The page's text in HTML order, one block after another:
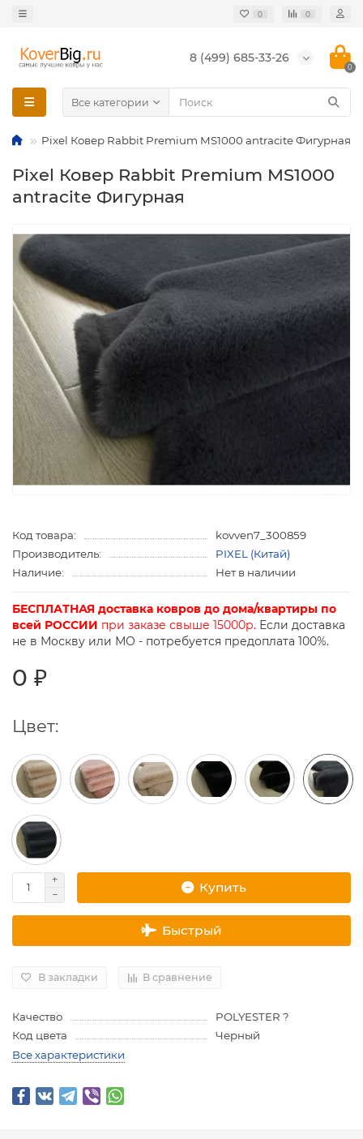
0 0
8 (499) 685-33-26
0
Все категории
Pixel Ковер Rabbit Premium MS1000 antracite Фигурная
Pixel Ковер Rabbit Premium MS1000
antracite Фигурная
Код товара:
kovven7_300859
Производитель:
PIXEL (Китай)
Наличие:
Нет в наличии
БЕСПЛАТНАЯ доставка ковров до дома/квартиры по
всей РОССИИ при заказе свыше 15000р. Если доставка
не в Москву или МО - потребуется предоплата 100%.
0 ₽
Цвет:
Купить
Быстрый
В закладки В сравнение
Качество
POLYESTER ?
Код цвета
Черный
Все характеристики